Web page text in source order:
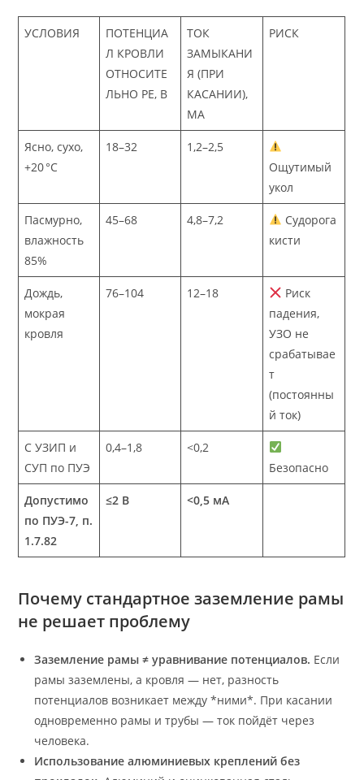
УСЛОВИЯ
ПОТЕНЦИА
Л КРОВЛИ
ОТНОСИТЕ
ЛЬНО PE, В
ТОК
ЗАМЫКАНИ
Я (ПРИ
КАСАНИИ),
МА
РИСК
Ясно, сухо,
+20 °C
18–32
1,2–2,5
Ощутимый
укол
Пасмурно,
влажность
85%
45–68 4,8–7,2
Судорога
кисти
Дождь,
мокрая
кровля
76–104 12–18
Риск
падения,
УЗО не
срабатывае
т
(постоянны
й ток)
С УЗИП и
СУП по ПУЭ
0,4–1,8
<0,2
Безопасно
Допустимо
по ПУЭ-7, п.
1.7.82
≤2 В <0,5 мА
Почему стандартное заземление рамы
не решает проблему
Заземление рамы ≠ уравнивание потенциалов. Если
рамы заземлены, а кровля — нет, разность
потенциалов возникает между *ними*. При касании
одновременно рамы и трубы — ток пойдёт через
человека.
Использование алюминиевых креплений без